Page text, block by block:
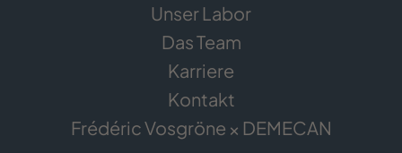
Unser Labor
Das Team
Karriere
Kontakt
Frédéric Vosgröne × DEMECAN